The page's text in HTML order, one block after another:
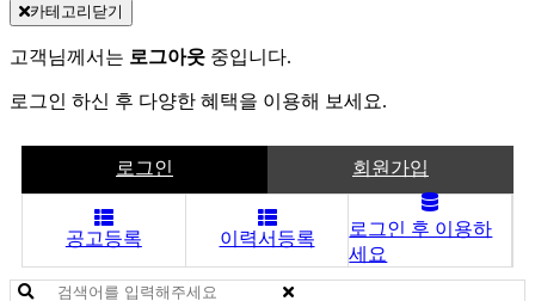
카테고리닫기
고객님께서는 로그아웃 중입니다.
로그인 하신 후 다양한 혜택을 이용해 보세요.
로그인 회원가입
공고등록 이력서등록
로그인 후 이용하
세요